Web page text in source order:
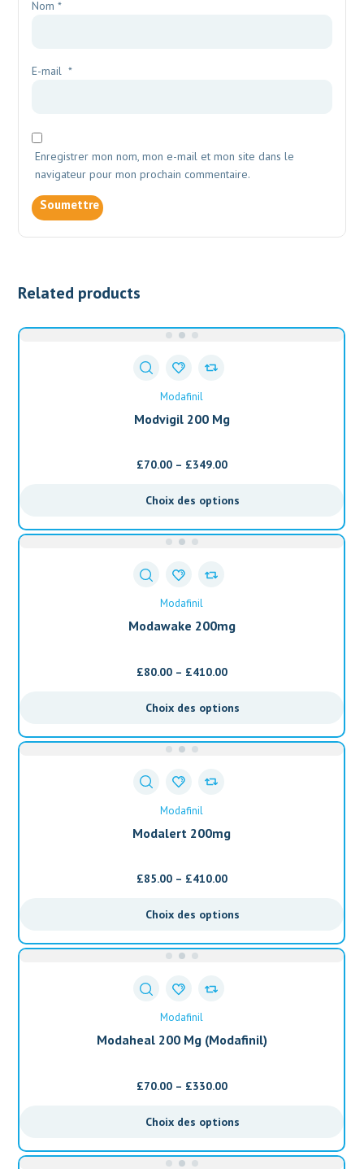
Nom*
E-mail*
Enregistrer mon nom, mon e-mail et mon site dans le
navigateur pour mon prochain commentaire.
Related products
Modafinil
Modvigil 200 Mg
£70.00– £349.00
Choix des options
Modafinil
Modawake 200mg
£80.00– £410.00
Choix des options
Modafinil
Modalert 200mg
£85.00– £410.00
Choix des options
Modafinil
Modaheal 200 Mg (Modafinil)
£70.00– £330.00
Choix des options